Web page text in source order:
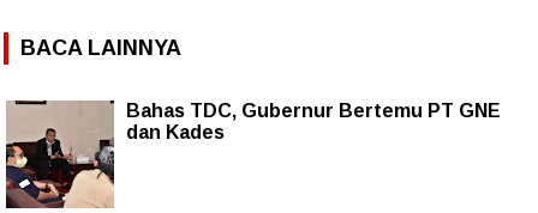
BACA LAINNYA
Bahas TDC, Gubernur Bertemu PT GNE
dan Kades